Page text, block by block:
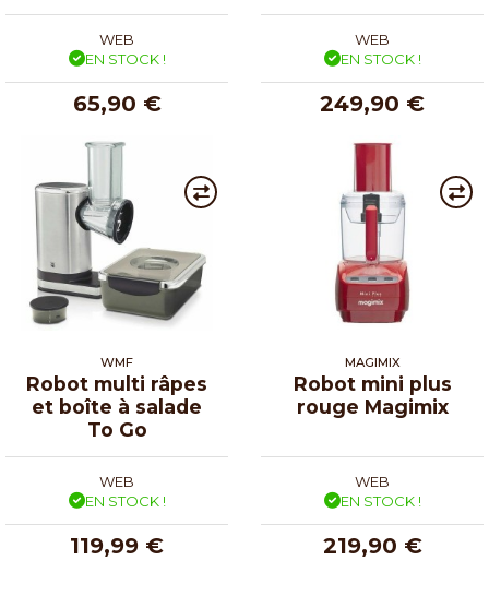
WEB
EN STOCK !
65,90 €
WEB
EN STOCK !
249,90 €
WMF
Robot multi râpes
et boîte à salade
To Go
WEB
EN STOCK !
119,99 €
MAGIMIX
Robot mini plus
rouge Magimix
WEB
EN STOCK !
219,90 €